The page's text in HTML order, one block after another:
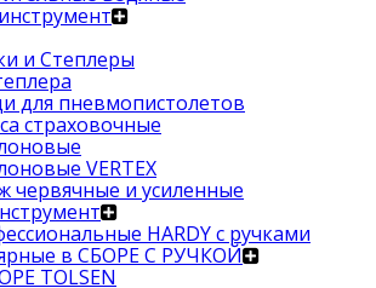
и Степлеры
для пневмопистолетов
страховочные
VERTEX
червячные и усиленные
HARDY с ручками
в СБОРЕ С РУЧКОЙ
TOLSEN